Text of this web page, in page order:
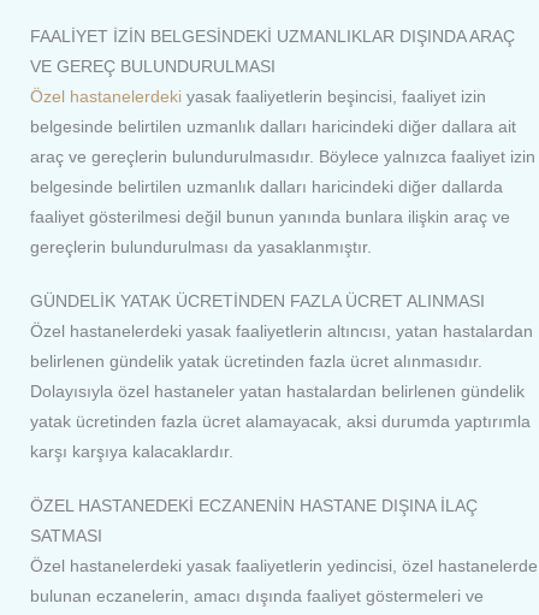
FAALİYET İZİN BELGESİNDEKİ UZMANLIKLAR DIŞINDA ARAÇ
VE GEREÇ BULUNDURULMASI
Özel hastanelerdeki yasak faaliyetlerin beşincisi, faaliyet izin
belgesinde belirtilen uzmanlık dalları haricindeki diğer dallara ait
araç ve gereçlerin bulundurulmasıdır. Böylece yalnızca faaliyet izin
belgesinde belirtilen uzmanlık dalları haricindeki diğer dallarda
faaliyet gösterilmesi değil bunun yanında bunlara ilişkin araç ve
gereçlerin bulundurulması da yasaklanmıştır.
GÜNDELİK YATAK ÜCRETİNDEN FAZLA ÜCRET ALINMASI
Özel hastanelerdeki yasak faaliyetlerin altıncısı, yatan hastalardan
belirlenen gündelik yatak ücretinden fazla ücret alınmasıdır.
Dolayısıyla özel hastaneler yatan hastalardan belirlenen gündelik
yatak ücretinden fazla ücret alamayacak, aksi durumda yaptırımla
karşı karşıya kalacaklardır.
ÖZEL HASTANEDEKİ ECZANENİN HASTANE DIŞINA İLAÇ
SATMASI
Özel hastanelerdeki yasak faaliyetlerin yedincisi, özel hastanelerde
bulunan eczanelerin, amacı dışında faaliyet göstermeleri ve